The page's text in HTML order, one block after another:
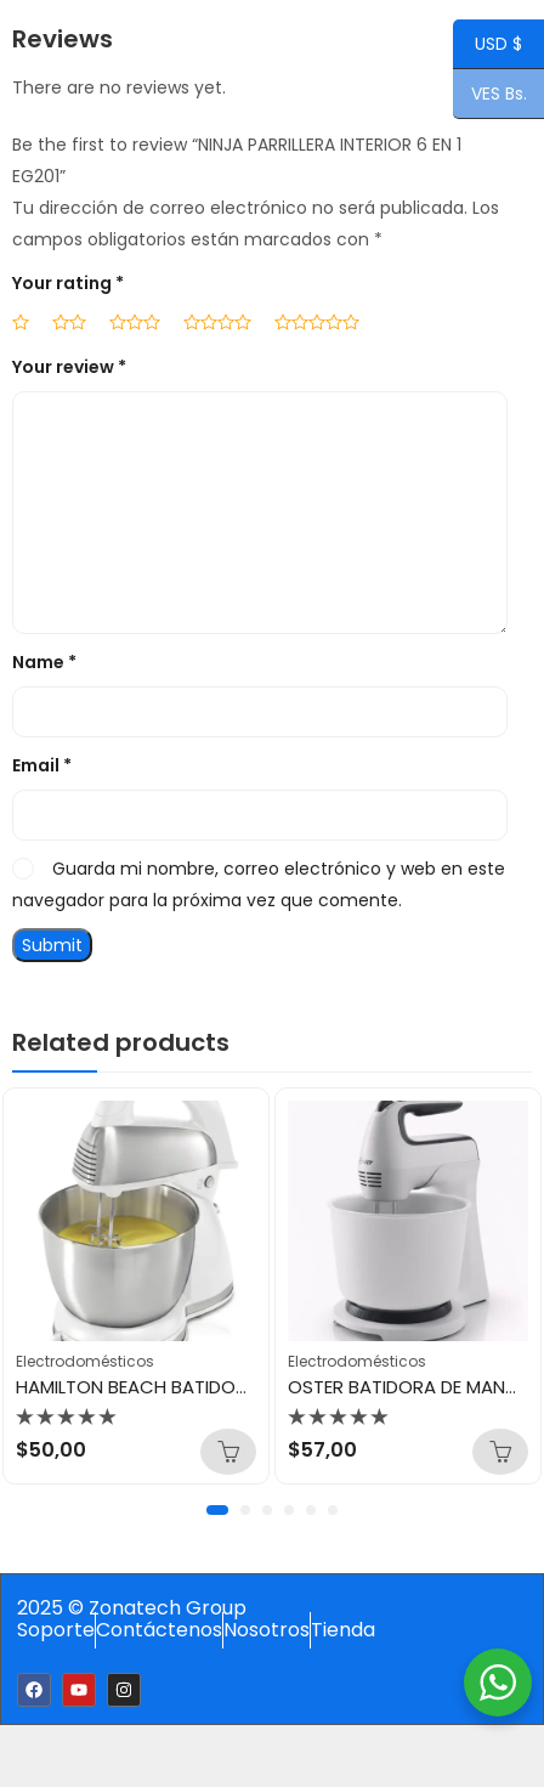
Reviews
There are no reviews yet.
Be the first to review “NINJA PARRILLERA INTERIOR 6 EN 1
EG201”
Tu dirección de correo electrónico no será publicada. Los
campos obligatorios están marcados con *
Your rating *
Your review *
Name *
Email *
Guarda mi nombre, correo electrónico y web en este
navegador para la próxima vez que comente.
Related products
Electrodomésticos
HAMILTON BEACH BATIDORA DE PEDESTAL ACERO 64655
Valorado
con
$50,00
Electrodomésticos
OSTER BATIDORA DE MANO Y PEDESTAL FPSTHS3610-013
Valorado
con
$57,00
2025 © Zonatech Group
SoporteContáctenosNosotrosTienda
USD $
VES Bs.